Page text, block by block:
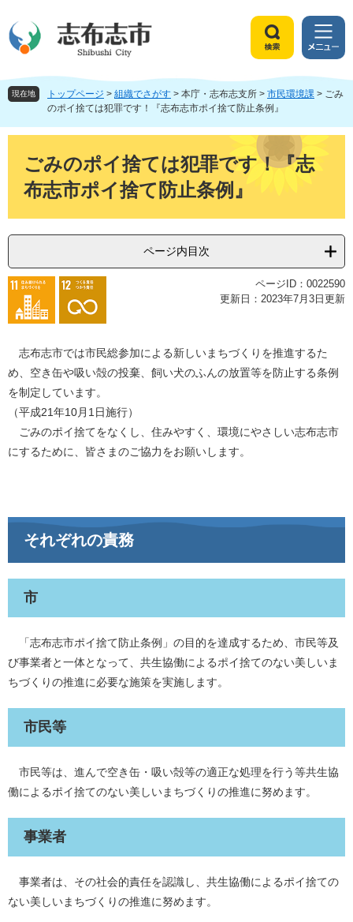
ジ
頭
ュ
飛
索
メ
ニ
ュ
ー
現在地 トップページ > 組織でさがす > 本庁・志布志支所 > 市民環境課 > ごみ
のポイ捨ては犯罪です！『志布志市ポイ捨て防止条例』
ごみのポイ捨ては犯罪です！『志
布志市ポイ捨て防止条例』
ページ内目次
ページID：0022590
更新日：2023年7月3日更新
志布志市では市民総参加による新しいまちづくりを推進するた
め、空き缶や吸い殻の投棄、飼い犬のふんの放置等を防止する条例
を制定しています。
（平成21年10月1日施行）
ごみのポイ捨てをなくし、住みやすく、環境にやさしい志布志市
にするために、皆さまのご協力をお願いします。
それぞれの責務
市
「志布志市ポイ捨て防止条例」の目的を達成するため、市民等及
び事業者と一体となって、共生協働によるポイ捨てのない美しいま
ちづくりの推進に必要な施策を実施します。
市民等
市民等は、進んで空き缶・吸い殻等の適正な処理を行う等共生協
働によるポイ捨てのない美しいまちづくりの推進に努めます。
事業者
事業者は、その社会的責任を認識し、共生協働によるポイ捨ての
ない美しいまちづくりの推進に努めます。